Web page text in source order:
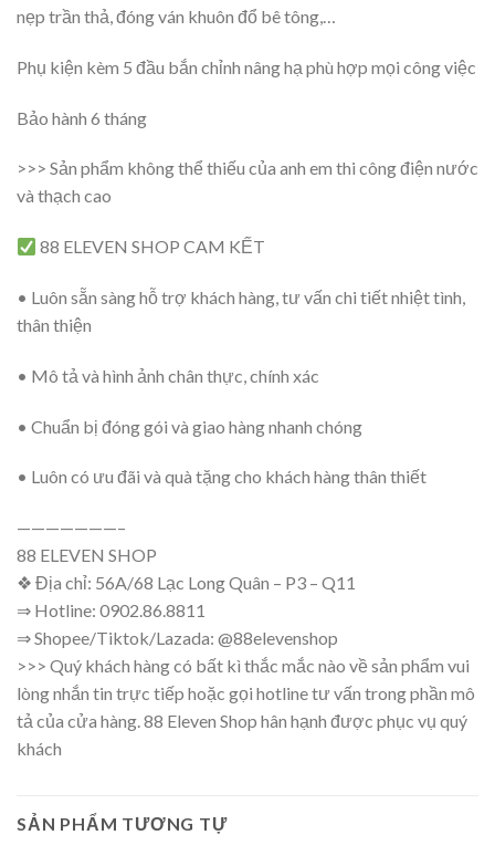
nẹp trần thả, đóng ván khuôn đổ bê tông,…
Phụ kiện kèm 5 đầu bắn chỉnh nâng hạ phù hợp mọi công việc
Bảo hành 6 tháng
>>> Sản phẩm không thể thiếu của anh em thi công điện nước
và thạch cao
88 ELEVEN SHOP CAM KẾT
• Luôn sẵn sàng hỗ trợ khách hàng, tư vấn chi tiết nhiệt tình,
thân thiện
• Mô tả và hình ảnh chân thực, chính xác
• Chuẩn bị đóng gói và giao hàng nhanh chóng
• Luôn có ưu đãi và quà tặng cho khách hàng thân thiết
———————–
88 ELEVEN SHOP
❖ Địa chỉ: 56A/68 Lạc Long Quân – P3 – Q11
⇒ Hotline: 0902.86.8811
⇒ Shopee/Tiktok/Lazada: @88elevenshop
>>> Quý khách hàng có bất kì thắc mắc nào về sản phẩm vui
lòng nhắn tin trực tiếp hoặc gọi hotline tư vấn trong phần mô
tả của cửa hàng. 88 Eleven Shop hân hạnh được phục vụ quý
khách
SẢN PHẨM TƯƠNG TỰ